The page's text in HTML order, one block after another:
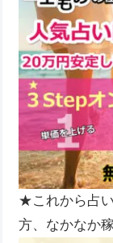
★これから占
方、なかなか